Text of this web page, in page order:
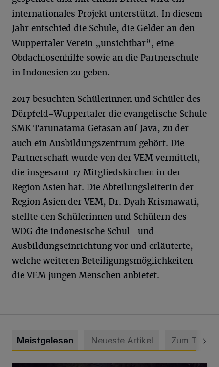
internationales Projekt unterstützt. In diesem
Jahr entschied die Schule, die Gelder an den
Wuppertaler Verein „unsichtbar“, eine
Obdachlosenhilfe sowie an die Partnerschule
in Indonesien zu geben.
2017 besuchten Schülerinnen und Schüler des
Dörpfeld-Wuppertaler die evangelische Schule
SMK Tarunatama Getasan auf Java, zu der
auch ein Ausbildungszentrum gehört. Die
Partnerschaft wurde von der VEM vermittelt,
die insgesamt 17 Mitgliedskirchen in der
Region Asien hat. Die Abteilungsleiterin der
Region Asien der VEM, Dr. Dyah Krismawati,
stellte den Schülerinnen und Schülern des
WDG die indonesische Schul- und
Ausbildungseinrichtung vor und erläuterte,
welche weiteren Beteiligungsmöglichkeiten
die VEM jungen Menschen anbietet.
Meistgelesen Neueste Artikel Zum Thema